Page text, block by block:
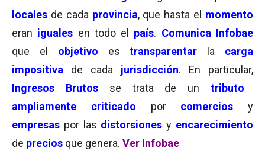
locales de cada provincia, que hasta el momento
eran iguales en todo el país. Comunica Infobae
que el objetivo estransparentar la carga
impositiva
de cada jurisdicción. En particular,
Ingresos Brutos
se trata de untributo
ampliamente criticado
por comercios
y
empresas por las distorsiones y encarecimiento
de precios que genera. Ver Infobae